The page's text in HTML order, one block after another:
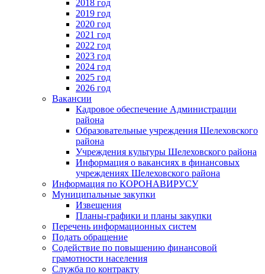
2018 год
2019 год
2020 год
2021 год
2022 год
2023 год
2024 год
2025 год
2026 год
Вакансии
Кадровое обеспечение Администрации
района
Образовательные учреждения Шелеховского
района
Учреждения культуры Шелеховского района
Информация о вакансиях в финансовых
учреждениях Шелеховского района
Информация по КОРОНАВИРУСУ
Муниципальные закупки
Извещения
Планы-графики и планы закупки
Перечень информационных систем
Подать обращение
Содействие по повышению финансовой
грамотности населения
Служба по контракту